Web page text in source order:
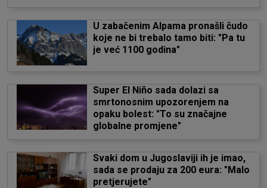
U zabačenim Alpama pronašli čudo
koje ne bi trebalo tamo biti: "Pa tu
je već 1100 godina"
Super El Niño sada dolazi sa
smrtonosnim upozorenjem na
opaku bolest: "To su značajne
globalne promjene"
Svaki dom u Jugoslaviji ih je imao,
sada se prodaju za 200 eura: "Malo
pretjerujete"